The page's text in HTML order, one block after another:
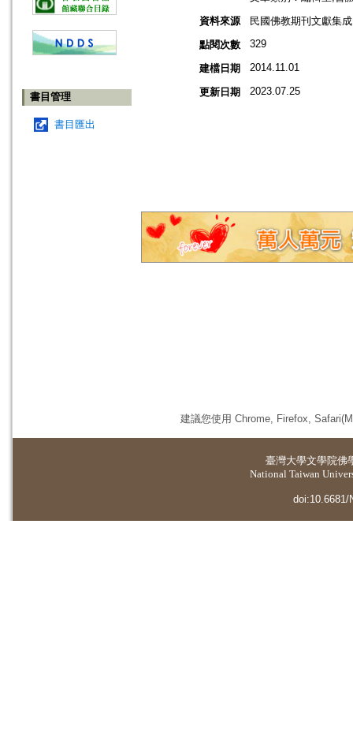
書目管理
書目匯出
資料來源
民國佛教期刊文獻集
點閱次數
329
建檔日期 2014.11.01
更新日期 2023.07.25
建議您使用 Chrome, Firefox,
臺灣大學文學院佛
National Taiwan
doi:10.6681/